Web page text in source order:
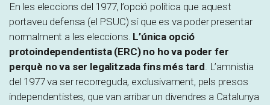
En les eleccions del 1977, l’opció política que aquest
portaveu defensa (el PSUC) sí que es va poder presentar
normalment a les eleccions. L’única opció
protoindependentista (ERC) no ho va poder fer
perquè no va ser legalitzada fins més tard. L’amnistia
del 1977 va ser recorreguda, exclusivament, pels presos
independentistes, que van arribar un divendres a Catalunya